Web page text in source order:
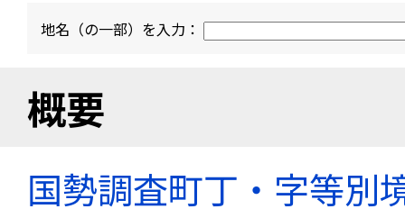
地名（の一部）を入力：
概要
国勢調査町丁・字等別